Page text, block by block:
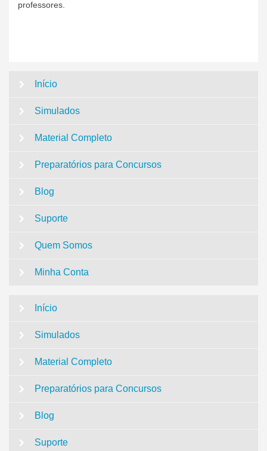
professores.
Início
Simulados
Material Completo
Preparatórios para Concursos
Blog
Suporte
Quem Somos
Minha Conta
Início
Simulados
Material Completo
Preparatórios para Concursos
Blog
Suporte